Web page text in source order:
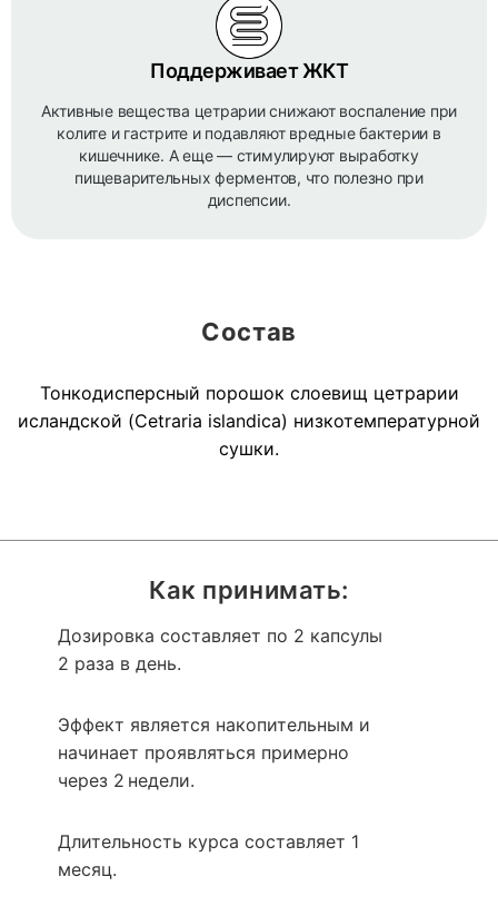
Поддерживает ЖКТ
Активные вещества цетрарии снижают воспаление при
колите и гастрите и подавляют вредные бактерии в
кишечнике. А еще — стимулируют выработку
пищеварительных ферментов, что полезно при
диспепсии.
Как принимать:
Дозировка составляет по 2 капсулы
2 раза в день.
Эффект является накопительным и
начинает проявляться примерно
через 2 недели.
Длительность курса составляет 1
месяц.
Состав
Тонкодисперсный порошок слоевищ цетрарии
исландской (Cetraria islandica) низкотемпературной
сушки.